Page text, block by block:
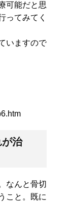
可能だと思
ってみてく
いますので
治
なんと骨切
こと。既に